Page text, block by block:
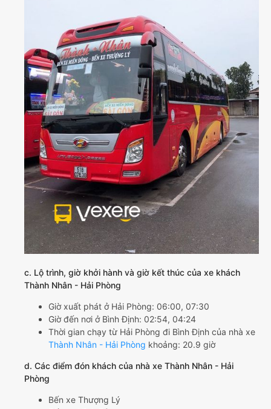
c. Lộ trình, giờ khởi hành và giờ kết thúc của xe khách
Thành Nhân - Hải Phòng
Giờ xuất phát ở Hải Phòng: 06:00, 07:30
Giờ đến nơi ở Bình Định: 02:54, 04:24
Thời gian chạy từ Hải Phòng đi Bình Định của nhà xe
Thành Nhân - Hải Phòng khoảng: 20.9 giờ
d. Các điểm đón khách của nhà xe Thành Nhân - Hải
Phòng
Bến xe Thượng Lý